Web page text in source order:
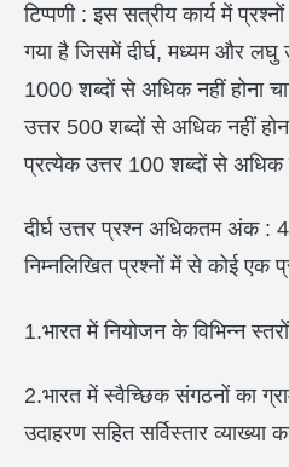
टिप्पणी : इस सत्रीय कार्य में
गया है जिसमें दीर्घ, मध्यम और लघु
1000 शब्दों से अधिक नहीं होना
उत्तर 500 शब्दों से अधिक नहीं
प्रत्येक उत्तर 100 शब्दों से अधिक
दीर्घ उत्तर प्रश्न अधिकतम अंक :
निम्नलिखित प्रश्नों में से कोई एक
1.भारत में नियोजन के विभिन्न
2.भारत में स्वैच्छिक संगठनों का
उदाहरण सहित सर्विस्तार व्याख्या